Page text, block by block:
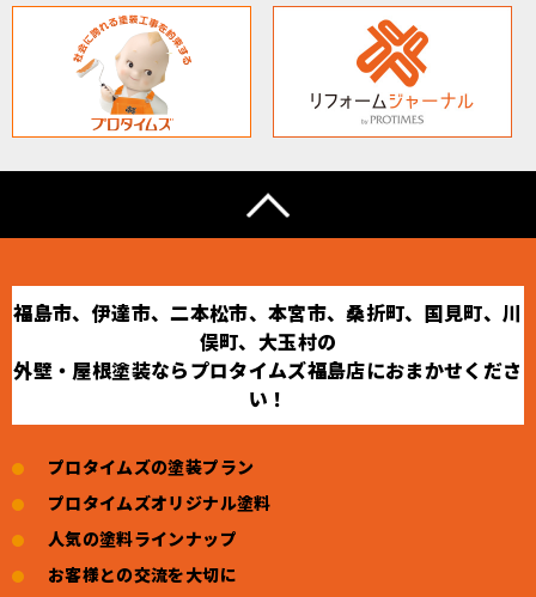
福島市、伊達市、二本松市、本宮市、桑折町、国見町、川
俣町、大玉村の
外壁・屋根塗装ならプロタイムズ福島店におまかせくださ
い！
プロタイムズの塗装プラン
プロタイムズオリジナル塗料
人気の塗料ラインナップ
お客様との交流を大切に